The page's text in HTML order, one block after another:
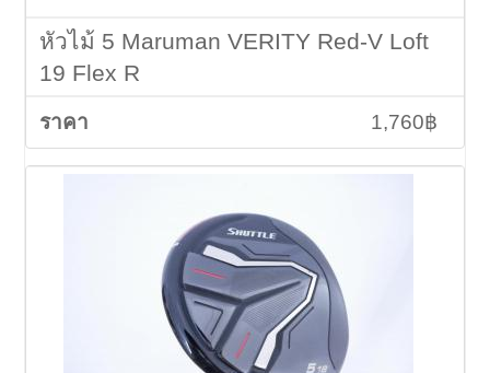
หัวไม้ 5 Maruman VERITY Red-V Loft
19 Flex R
1,760฿